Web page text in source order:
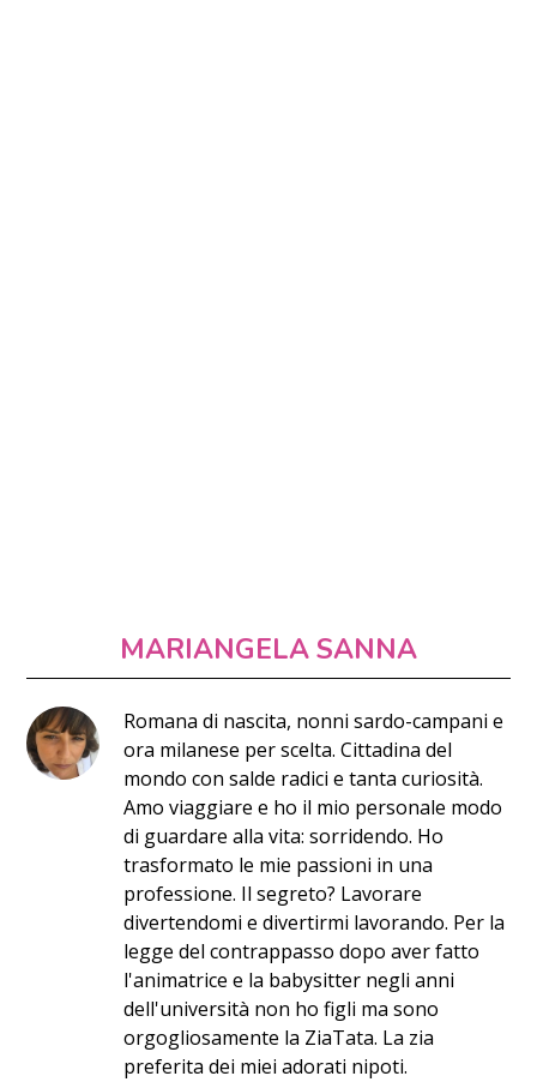
MARIANGELA SANNA
Romana di nascita, nonni sardo-campani e
ora milanese per scelta. Cittadina del
mondo con salde radici e tanta curiosità.
Amo viaggiare e ho il mio personale modo
di guardare alla vita: sorridendo. Ho
trasformato le mie passioni in una
professione. Il segreto? Lavorare
divertendomi e divertirmi lavorando. Per la
legge del contrappasso dopo aver fatto
l'animatrice e la babysitter negli anni
dell'università non ho figli ma sono
orgogliosamente la ZiaTata. La zia
preferita dei miei adorati nipoti.